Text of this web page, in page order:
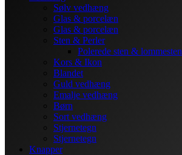
Sølv vedhæng
Glas & porcelæn
Glas & porcelæn
Sten & Perler
Polerede sten & lommesten
Kors & Ikon
Blandet
Guld vedhæng
Emalje vedhæng
Børn
Sort vedhæng
Stjernetegn
Stjernetegn
Knapper